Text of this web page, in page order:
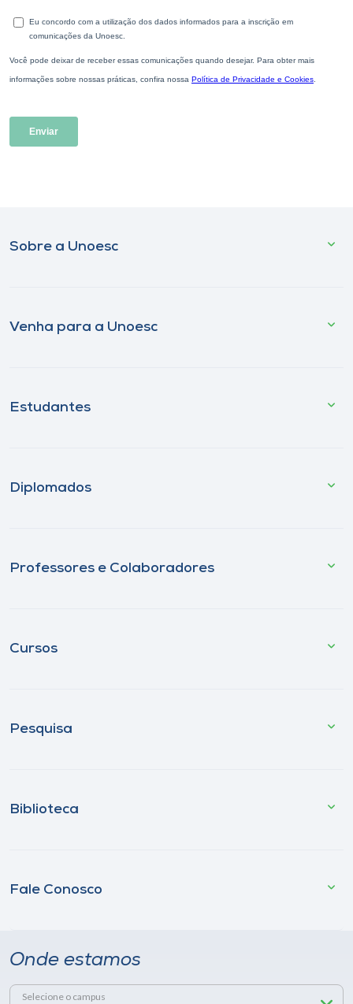
Sobre a Unoesc
Venha para a Unoesc
Estudantes
Diplomados
Professores e Colaboradores
Cursos
Pesquisa
Biblioteca
Fale Conosco
Onde estamos
Selecione o campus